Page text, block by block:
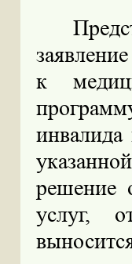
к
решение
услуг,